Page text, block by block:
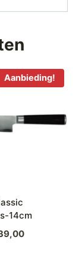
Aanbieding!
14cm
Huidige